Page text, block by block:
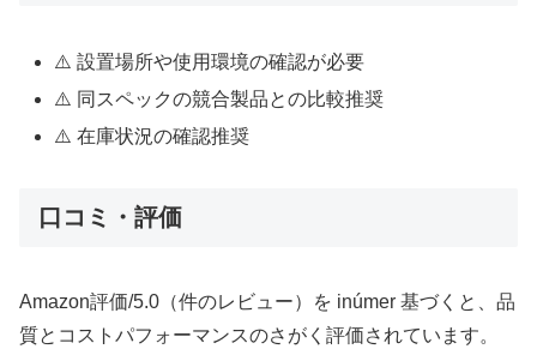
⚠️ 設置場所や使用環境の確認が必要
⚠️ 同スペックの競合製品との比較推奨
⚠️ 在庫状況の確認推奨
口コミ・評価
Amazon評価/5.0（件のレビュー）を inúmer 基づくと、品
質とコストパフォーマンスのさがく評価されています。